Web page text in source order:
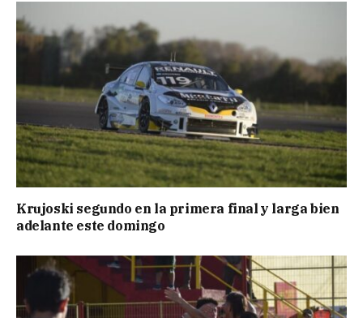
Krujoski segundo en la primera final y larga bien
adelante este domingo